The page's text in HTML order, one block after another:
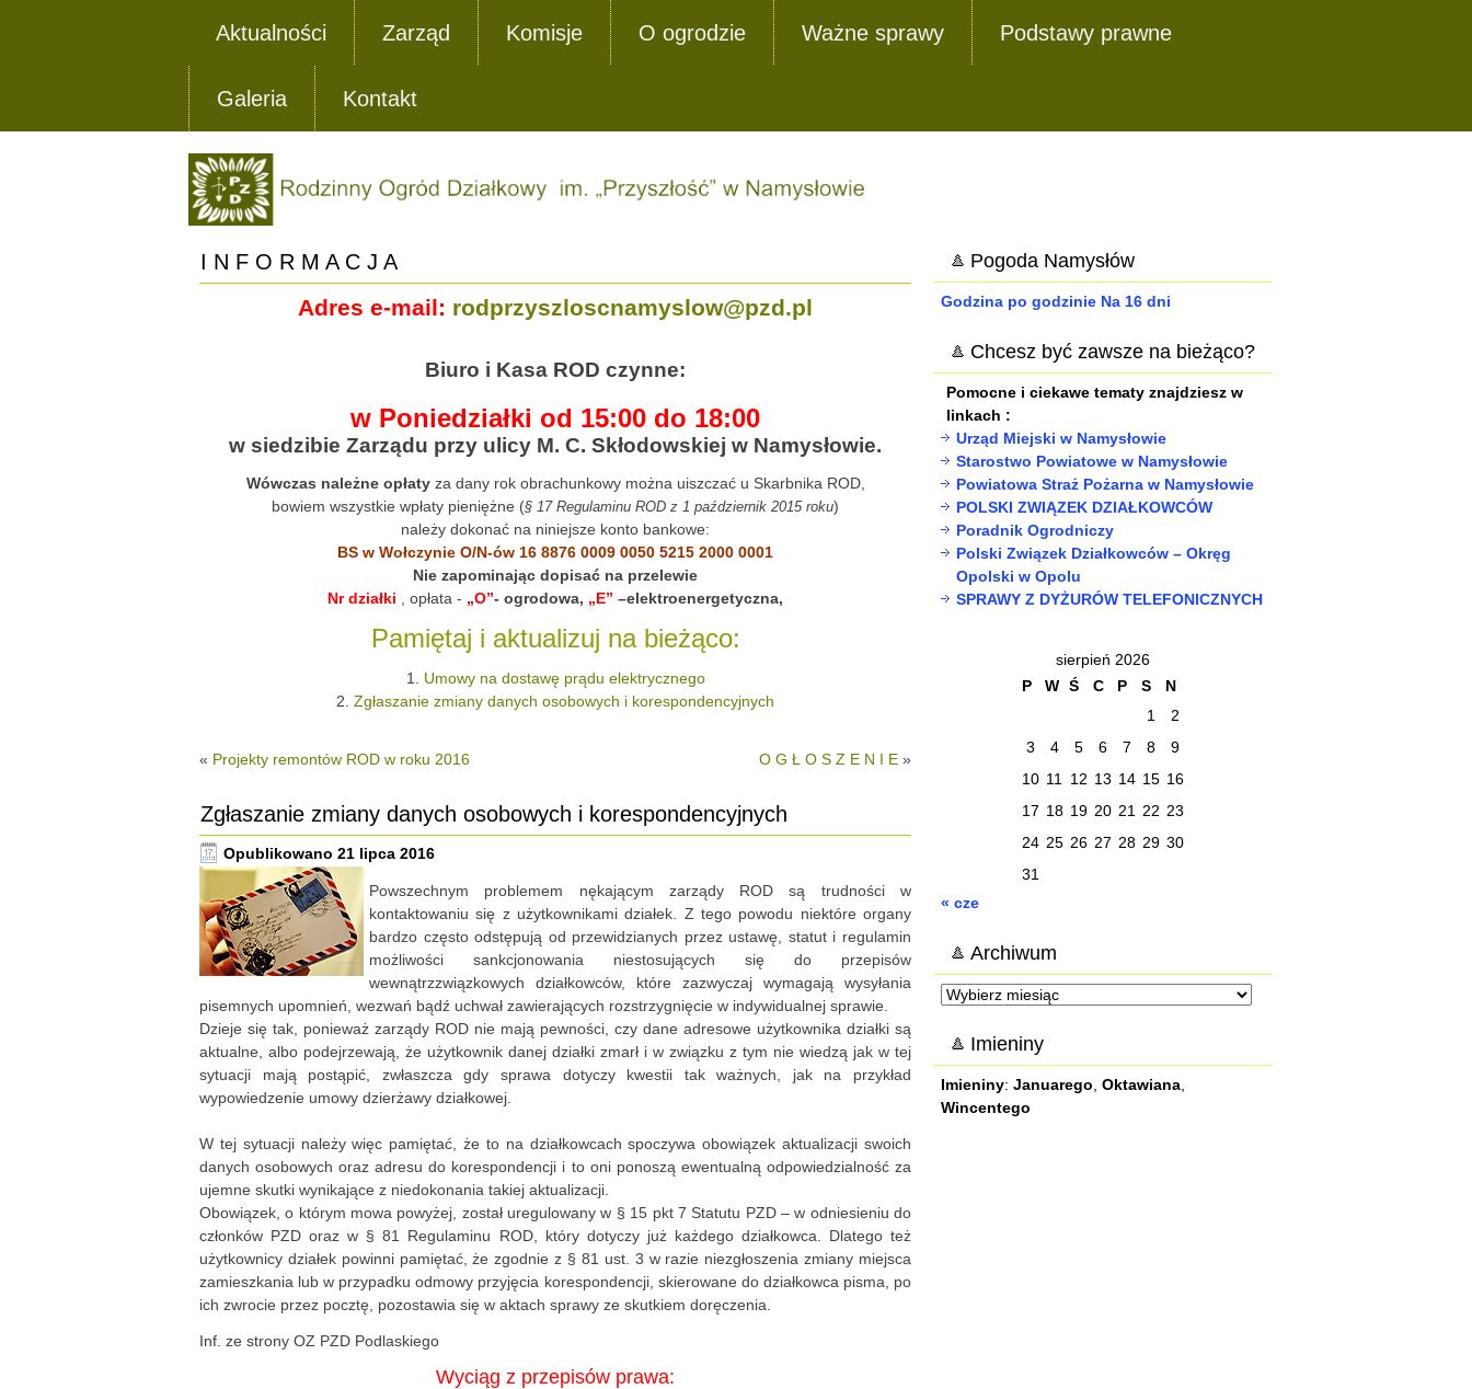
Aktualności Zarząd Komisje O ogrodzie Ważne sprawy Podstawy prawne
Galeria Kontakt
I N F O R M A C J A
Adres e-mail: rodprzyszloscnamyslow@pzd.pl
Biuro i Kasa ROD czynne:
w Poniedziałki od 15:00 do 18:00
w siedzibie Zarządu przy ulicy M. C. Skłodowskiej w Namysłowie.
Wówczas należne opłatyza dany rok obrachunkowy można uiszczać u Skarbnika ROD,
bowiem wszystkie wpłaty pieniężne (§ 17 Regulaminu ROD z 1 październik 2015 roku)
należy dokonać na niniejsze konto bankowe:
BS w Wołczynie O/N-ów 16 8876 0009 0050 5215 2000 0001
Nie zapominając dopisać na przelewie
Nr działki , opłata - „O”- ogrodowa, „E” –elektroenergetyczna,
Pamiętaj i aktualizuj na bieżąco:
1. Umowy na dostawę prądu elektrycznego
2. Zgłaszanie zmiany danych osobowych i korespondencyjnych
« Projekty remontów ROD w roku 2016 O G Ł O S Z E N I E »
Zgłaszanie zmiany danych osobowych i korespondencyjnych
Opublikowano 21 lipca 2016
Powszechnym problemem nękającym zarządy ROD są trudności w
kontaktowaniu się z użytkownikami działek. Z tego powodu niektóre organy
bardzo często odstępują od przewidzianych przez ustawę, statut i regulamin
możliwości sankcjonowania niestosujących się do przepisów
wewnątrzzwiązkowych działkowców, które zazwyczaj wymagają wysyłania
pisemnych upomnień, wezwań bądź uchwał zawierających rozstrzygnięcie w indywidualnej sprawie.
Dzieje się tak, ponieważ zarządy ROD nie mają pewności, czy dane adresowe użytkownika działki są
aktualne, albo podejrzewają, że użytkownik danej działki zmarł i w związku z tym nie wiedzą jak w tej
sytuacji mają postąpić, zwłaszcza gdy sprawa dotyczy kwestii tak ważnych, jak na przykład
wypowiedzenie umowy dzierżawy działkowej.
W tej sytuacji należy więc pamiętać, że to na działkowcach spoczywa obowiązek aktualizacji swoich
danych osobowych oraz adresu do korespondencji i to oni ponoszą ewentualną odpowiedzialność za
ujemne skutki wynikające z niedokonania takiej aktualizacji.
Obowiązek, o którym mowa powyżej, został uregulowany w § 15 pkt 7 Statutu PZD – w odniesieniu do
członków PZD oraz w § 81 Regulaminu ROD, który dotyczy już każdego działkowca. Dlatego też
użytkownicy działek powinni pamiętać, że zgodnie z § 81 ust. 3 w razie niezgłoszenia zmiany miejsca
zamieszkania lub w przypadku odmowy przyjęcia korespondencji, skierowane do działkowca pisma, po
ich zwrocie przez pocztę, pozostawia się w aktach sprawy ze skutkiem doręczenia.
Inf. ze strony OZ PZD Podlaskiego
Wyciąg z przepisów prawa:
Pogoda Namysłów
Godzina po godzinie Na 16 dni
Chcesz być zawsze na bieżąco?
Pomocne i ciekawe tematy znajdziesz w
linkach :
Urząd Miejski w Namysłowie
Starostwo Powiatowe w Namysłowie
Powiatowa Straż Pożarna w Namysłowie
POLSKI ZWIĄZEK DZIAŁKOWCÓW
Poradnik Ogrodniczy
Polski Związek Działkowców – Okręg
Opolski w Opolu
SPRAWY Z DYŻURÓW TELEFONICZNYCH
sierpień 2026
P
W Ś C P S
N
1
2
3
4 5 6 7 8
9
10 11 12 13 14 15 16
17 18 19 20 21 22 23
24 25 26 27 28 29 30
31
« cze
Archiwum
Archiwum
Imieniny
Imieniny: Januarego, Oktawiana,
Wincentego